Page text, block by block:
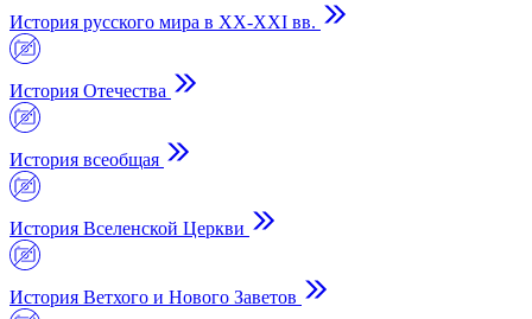
История русского мира в ХХ-ХХI вв.
История Отечества
История всеобщая
История Вселенской Церкви
История Ветхого и Нового Заветов